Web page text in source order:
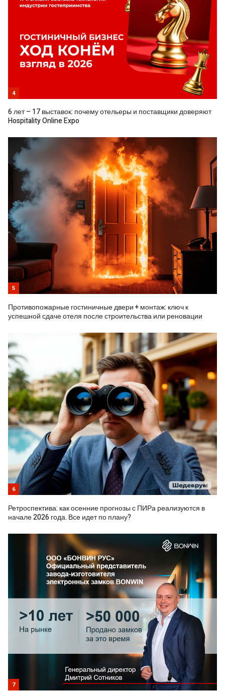
4
6 лет – 17 выставок: почему отельеры и поставщики доверяют
Hospitality Online Expo
5
Противопожарные гостиничные двери + монтаж: ключ к
успешной сдаче отеля после строительства или реновации
6
Ретроспектива: как осенние прогнозы с ПИРа реализуются в
начале 2026 года. Все идет по плану?
7